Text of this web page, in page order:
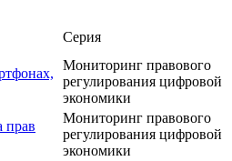
Серия
Мониторинг правового
регулирования цифровой
экономики
прав
Мониторинг правового
регулирования цифровой
экономики